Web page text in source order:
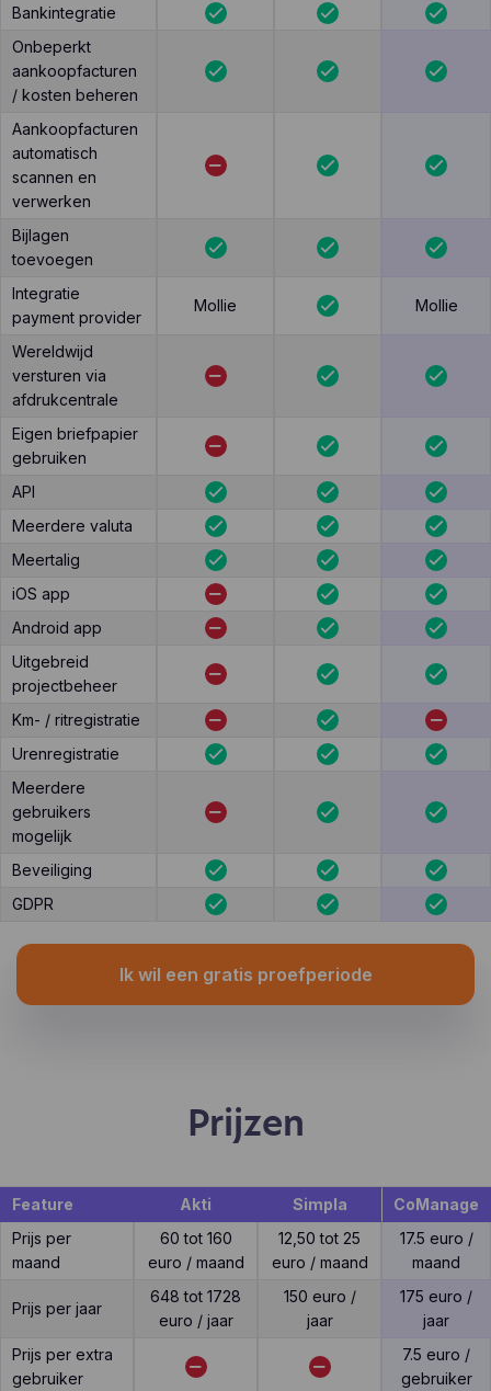
Bankintegratie
Onbeperkt
aankoopfacturen
/ kosten beheren
Aankoopfacturen
automatisch
scannen en
verwerken
Bijlagen
toevoegen
Integratie
payment provider
Mollie Mollie
Wereldwijd
versturen via
afdrukcentrale
Eigen briefpapier
gebruiken
API
Meerdere valuta
Meertalig
iOS app
Android app
Uitgebreid
projectbeheer
Km- / ritregistratie
Urenregistratie
Meerdere
gebruikers
mogelijk
Beveiliging
GDPR
Ik wil een gratis proefperiode
Prijzen
Feature Akti Simpla
CoManage
Prijs per
maand
60 tot 160
euro / maand
12,50 tot 25
euro / maand
17.5 euro /
maand
Prijs per jaar
648 tot 1728
euro / jaar
150 euro /
jaar
175 euro /
jaar
Prijs per extra
gebruiker
7.5 euro /
gebruiker